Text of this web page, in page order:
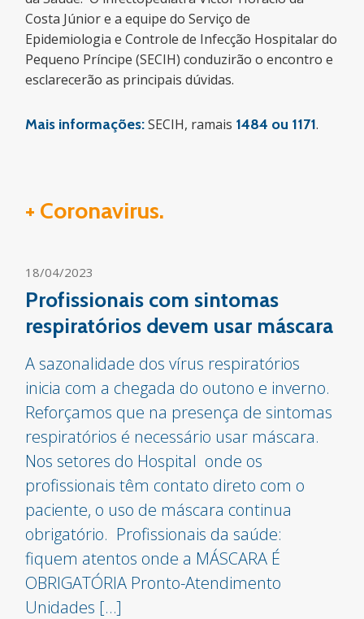
Costa Júnior e a equipe do Serviço de
Epidemiologia e Controle de Infecção Hospitalar do
Pequeno Príncipe (SECIH) conduzirão o encontro e
esclarecerão as principais dúvidas.
Mais informações:SECIH, ramais 1484 ou 1171.
+ Coronavirus.
18/04/2023
Profissionais com sintomas
respiratórios devem usar máscara
A sazonalidade dos vírus respiratórios
inicia com a chegada do outono e inverno.
Reforçamos que na presença de sintomas
respiratórios é necessário usar máscara.
Nos setores do Hospital onde os
profissionais têm contato direto com o
paciente, o uso de máscara continua
obrigatório. Profissionais da saúde:
fiquem atentos onde a MÁSCARA É
OBRIGATÓRIA Pronto-Atendimento
Unidades […]